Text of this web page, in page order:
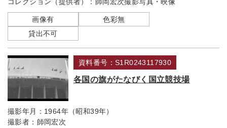
コレクション（提供者）： 師岡宏次撮影写真・映像
画像有
色彩無
貸出不可
資料番号：S1R0243117930
各国の旗がたなびく国立競技場
撮影年月： 1964年（昭和39年）
撮影者： 師岡宏次